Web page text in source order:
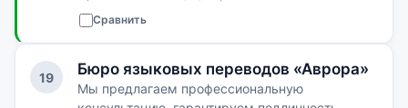
подтверждают отзывы на популярных
Сравнить
19 Бюро языковых переводов «Аврора»
Мы предлагаем профессиональную